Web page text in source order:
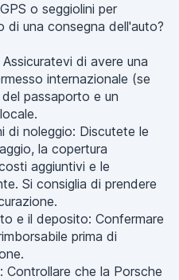
o seggiolini per
di una consegna dell'auto?
di avere una
internazionale (se
passaporto e un
di noleggio: Discutete le
la copertura
aggiuntivi e le
Si consiglia di prendere
e il deposito: Confermare
prima di
Controllare che la Porsche